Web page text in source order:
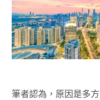
筆者認為，原因是多